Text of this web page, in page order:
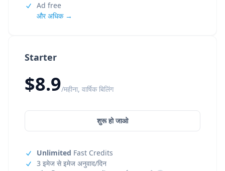
Starter
$8.9/महीना, वार्षिक बिलिंग
शुरू हो जाओ
Unlimited Fast Credits
3 इमेज से इमेज अनुवाद/दिन
Ad free
और अधिक →